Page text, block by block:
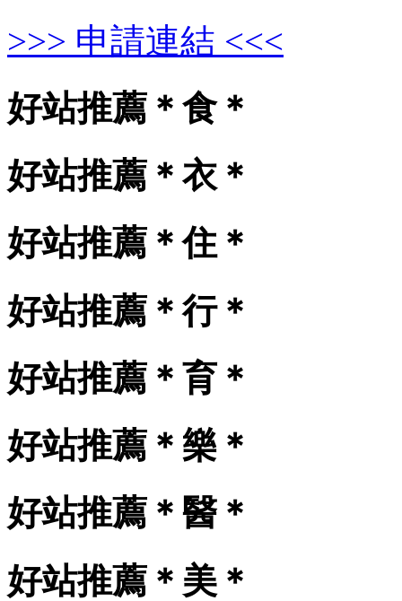
>>> 申請連結 <<<
好站推薦＊食＊
好站推薦＊衣＊
好站推薦＊住＊
好站推薦＊行＊
好站推薦＊育＊
好站推薦＊樂＊
好站推薦＊醫＊
好站推薦＊美＊